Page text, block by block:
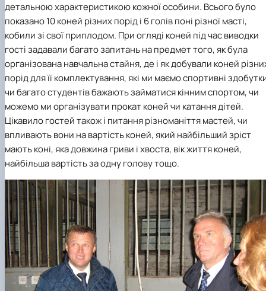
детальною характеристикою кожної особини. Всього було
показано 10 коней різних порід і 6 голів поні різної масті,
кобили зі свої приплодом. При огляді коней під час виводки
гості задавали багато запитань на предмет того, як була
організована навчальна стайня, де і як добували коней
порід для її комплектування, які ми маємо спортивні
чи багато студентів бажають займатися кінним спортом, чи
можемо ми організувати прокат коней чи катання дітей.
Цікавило гостей також і питання різноманіття мастей, чи
впливають вони на вартість коней, який найбільший зріст
мають коні, яка довжина гриви і хвоста, вік життя коней,
найбільша вартість за одну голову тощо.